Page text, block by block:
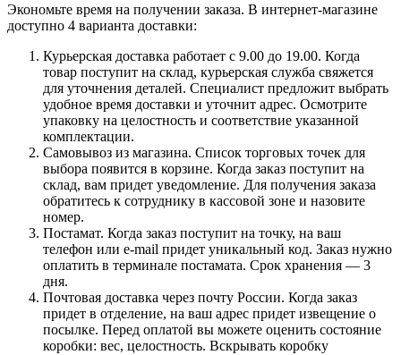
Экономьте время на получении заказа. В интернет-магазине
доступно 4 варианта доставки:
Курьерская доставка работает с 9.00 до 19.00. Когда
товар поступит на склад, курьерская служба свяжется
для уточнения деталей. Специалист предложит выбрать
удобное время доставки и уточнит адрес. Осмотрите
упаковку на целостность и соответствие указанной
комплектации.
Самовывоз из магазина. Список торговых точек для
выбора появится в корзине. Когда заказ поступит на
склад, вам придет уведомление. Для получения заказа
обратитесь к сотруднику в кассовой зоне и назовите
номер.
Постамат. Когда заказ поступит на точку, на ваш
телефон или e-mail придет уникальный код. Заказ нужно
оплатить в терминале постамата. Срок хранения — 3
дня.
Почтовая доставка через почту России. Когда заказ
придет в отделение, на ваш адрес придет извещение о
посылке. Перед оплатой вы можете оценить состояние
коробки: вес, целостность. Вскрывать коробку